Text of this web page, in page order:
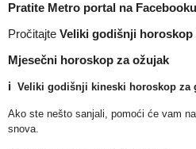
Pratite Metro portal na Facebooku
Pročitajte Veliki godišnji horoskop
Mjesečni horoskop za ožujak
i Veliki godišnji kineski horoskop za
Ako ste nešto sanjali, pomoći će vam
snova.